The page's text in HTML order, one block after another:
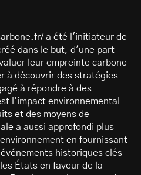
a été l'initiateur de
dans le but, d'une part
leur empreinte carbone
à découvrir des stratégies
à répondre à des
l'impact environnemental
et des moyens de
a aussi approfondi plus
en fournissant
historiques clés
États en faveur de la